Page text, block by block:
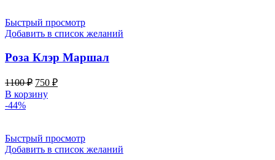
Быстрый просмотр
Добавить в список желаний
Роза Клэр Маршал
1100₽ Первоначальная
цена
составляла
750 ₽Текущая
В корзину
-44%
Быстрый просмотр
Добавить в список желаний